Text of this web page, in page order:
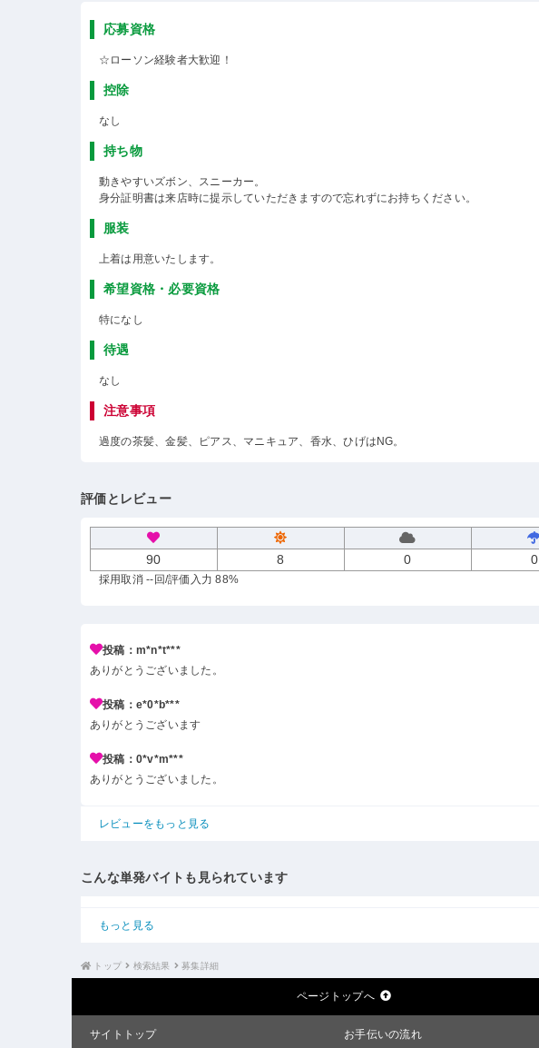
応募資格
☆ローソン経験者大歓迎！
控除
なし
持ち物
動きやすいズボン、スニーカー。
身分証明書は来店時に提示していただきますので忘れずにお持ちください。
服装
上着は用意いたします。
希望資格・必要資格
特になし
待遇
なし
注意事項
過度の茶髪、金髪、ピアス、マニキュア、香水、ひげはNG。
評価とレビュー
90 8 0 0
採用取消 --回/評価入力 88%
投稿：m*n*t***
ありがとうございました。
投稿：e*0*b***
ありがとうございます
投稿：0*v*m***
ありがとうございました。
レビューをもっと見る
こんな単発バイトも見られています
もっと見る
トップ 検索結果 募集詳細
ページトップへ
サイトトップ お手伝いの流れ